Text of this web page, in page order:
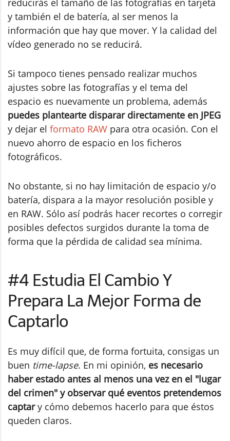
reducirás el tamaño de las fotografías en tarjeta
y también el de batería, al ser menos la
información que hay que mover. Y la calidad del
vídeo generado no se reducirá.
Si tampoco tienes pensado realizar muchos
ajustes sobre las fotografías y el tema del
espacio es nuevamente un problema, además
puedes plantearte disparar directamente en JPEG
y dejar el formato RAW para otra ocasión. Con el
nuevo ahorro de espacio en los ficheros
fotográficos.
No obstante, si no hay limitación de espacio y/o
batería, dispara a la mayor resolución posible y
en RAW. Sólo así podrás hacer recortes o corregir
posibles defectos surgidos durante la toma de
forma que la pérdida de calidad sea mínima.
#4 Estudia El Cambio Y
Prepara La Mejor Forma de
Captarlo
Es muy difícil que, de forma fortuita, consigas un
buen time-lapse. En mi opinión, es necesario
haber estado antes al menos una vez en el "lugar
del crimen" y observar qué eventos pretendemos
captary cómo debemos hacerlo para que éstos
queden claros.